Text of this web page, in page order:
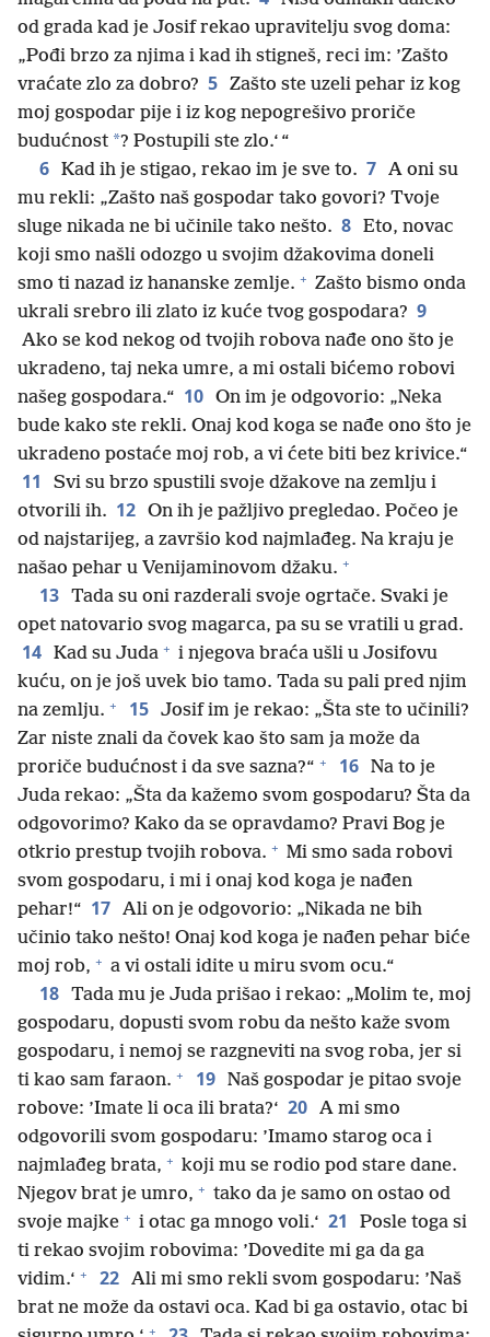
od grada kad je Josif rekao upravitelju svog doma:
„Pođi brzo za njima i kad ih stigneš, reci im: ’Zašto
vraćate zlo za dobro? 5 Zašto ste uzeli pehar iz kog
moj gospodar pije i iz kog nepogrešivo proriče
budućnost *? Postupili ste zlo.‘ “
6 Kad ih je stigao, rekao im je sve to. 7 A oni su
mu rekli: „Zašto naš gospodar tako govori? Tvoje
sluge nikada ne bi učinile tako nešto. 8 Eto, novac
koji smo našli odozgo u svojim džakovima doneli
smo ti nazad iz hananske zemlje. + Zašto bismo onda
ukrali srebro ili zlato iz kuće tvog gospodara? 9
Ako se kod nekog od tvojih robova nađe ono što je
ukradeno, taj neka umre, a mi ostali bićemo robovi
našeg gospodara.“ 10 On im je odgovorio: „Neka
bude kako ste rekli. Onaj kod koga se nađe ono što je
ukradeno postaće moj rob, a vi ćete biti bez krivice.“
11
Svi su brzo spustili svoje džakove na zemlju i
otvorili ih. 12 On ih je pažljivo pregledao. Počeo je
od najstarijeg, a završio kod najmlađeg. Na kraju je
našao pehar u Venijaminovom džaku. +
13 Tada su oni razderali svoje ogrtače. Svaki je
opet natovario svog magarca, pa su se vratili u grad.
14 Kad su Juda + i njegova braća ušli u Josifovu
kuću, on je još uvek bio tamo. Tada su pali pred njim
na zemlju. + 15 Josif im je rekao: „Šta ste to učinili?
Zar niste znali da čovek kao što sam ja može da
proriče budućnost i da sve sazna?“ + 16 Na to je
Juda rekao: „Šta da kažemo svom gospodaru? Šta da
odgovorimo? Kako da se opravdamo? Pravi Bog je
otkrio prestup tvojih robova. + Mi smo sada robovi
svom gospodaru, i mi i onaj kod koga je nađen
pehar!“ 17 Ali on je odgovorio: „Nikada ne bih
učinio tako nešto! Onaj kod koga je nađen pehar biće
moj rob, + a vi ostali idite u miru svom ocu.“
18 Tada mu je Juda prišao i rekao: „Molim te, moj
gospodaru, dopusti svom robu da nešto kaže svom
gospodaru, i nemoj se razgneviti na svog roba, jer si
ti kao sam faraon. + 19 Naš gospodar je pitao svoje
robove: ’Imate li oca ili brata?‘ 20 A mi smo
odgovorili svom gospodaru: ’Imamo starog oca i
najmlađeg brata, + koji mu se rodio pod stare dane.
Njegov brat je umro, + tako da je samo on ostao od
svoje majke + i otac ga mnogo voli.‘ 21
Posle toga si
ti rekao svojim robovima: ’Dovedite mi ga da ga
vidim.‘ + 22 Ali mi smo rekli svom gospodaru: ’Naš
brat ne može da ostavi oca. Kad bi ga ostavio, otac bi
+